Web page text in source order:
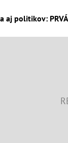
aj politikov: